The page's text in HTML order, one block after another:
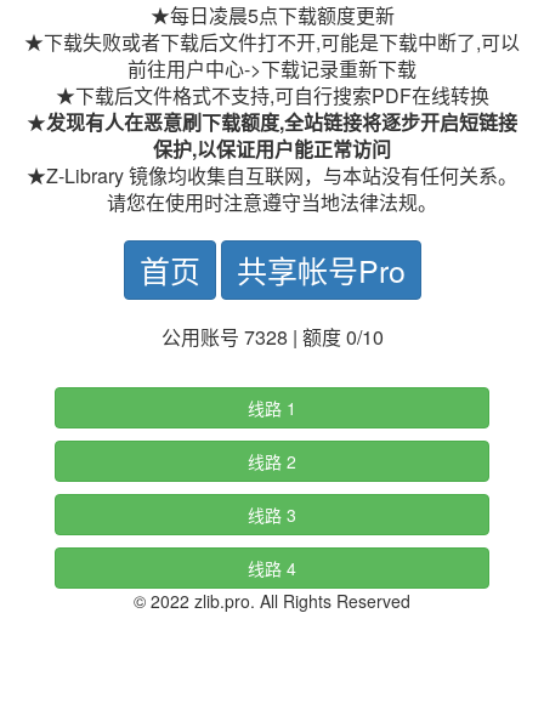
★每日凌晨5点下载额度更新
★下载失败或者下载后文件打不开,可能是下载中断了,可以
前往用户中心->下载记录重新下载
★下载后文件格式不支持,可自行搜索PDF在线转换
★发现有人在恶意刷下载额度,全站链接将逐步开启短链接
保护,以保证用户能正常访问
★Z-Library 镜像均收集自互联网，与本站没有任何关系。
请您在使用时注意遵守当地法律法规。
首页 共享帐号Pro
公用账号 7328 | 额度 0/10
线路 1
线路 2
线路 3
线路 4
© 2022 zlib.pro. All Rights Reserved